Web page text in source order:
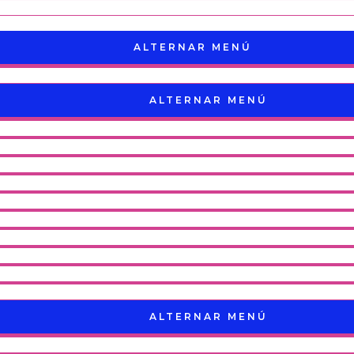
ALTERNAR MENÚ
ALTERNAR MENÚ
ALTERNAR MENÚ